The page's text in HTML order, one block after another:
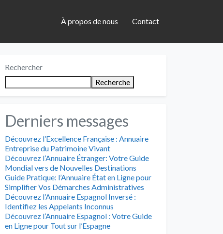
À propos de nous Contact
Rechercher
Recherche
Derniers messages
Découvrez l’Excellence Française : Annuaire
Entreprise du Patrimoine Vivant
Découvrez l’Annuaire Étranger: Votre Guide
Mondial vers de Nouvelles Destinations
Guide Pratique: l’Annuaire État en Ligne pour
Simplifier Vos Démarches Administratives
Découvrez l’Annuaire Espagnol Inversé :
Identifiez les Appelants Inconnus
Découvrez l’Annuaire Espagnol : Votre Guide
en Ligne pour Tout sur l’Espagne